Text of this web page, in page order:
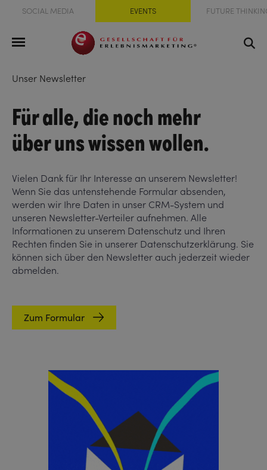
SOCIAL MEDIA EVENTS FUTURE
Unser Newsletter
Für alle, die noch mehr
über uns wissen wollen.
Vielen Dank für Ihr Interesse an unserem Newsletter!
Wenn Sie das untenstehende Formular absenden,
werden wir Ihre Daten in unser CRM-System und
unseren Newsletter-Verteiler aufnehmen. Alle
Informationen zu unserem Datenschutz und Ihren
Rechten finden Sie in unserer Datenschutzerklärung. Sie
können sich über den Newsletter auch jederzeit wieder
abmelden.
Zum Formular